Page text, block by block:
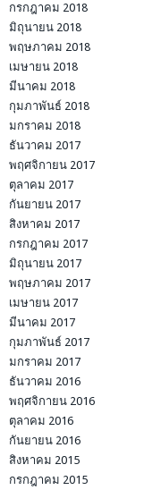
กรกฎาคม 2018
มิถุนายน 2018
พฤษภาคม 2018
เมษายน 2018
มีนาคม 2018
กุมภาพันธ์ 2018
มกราคม 2018
ธันวาคม 2017
พฤศจิกายน 2017
ตุลาคม 2017
กันยายน 2017
สิงหาคม 2017
กรกฎาคม 2017
มิถุนายน 2017
พฤษภาคม 2017
เมษายน 2017
มีนาคม 2017
กุมภาพันธ์ 2017
มกราคม 2017
ธันวาคม 2016
พฤศจิกายน 2016
ตุลาคม 2016
กันยายน 2016
สิงหาคม 2015
กรกฎาคม 2015